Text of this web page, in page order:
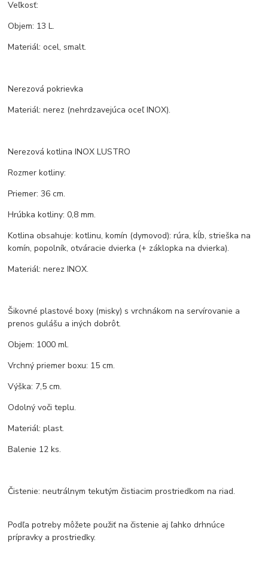
Veľkosť:
Objem: 13 L.
Materiál: ocel, smalt.
Nerezová pokrievka
Materiál: nerez (nehrdzavejúca oceľ INOX).
Nerezová kotlina INOX LUSTRO
Rozmer kotliny:
Priemer: 36 cm.
Hrúbka kotliny: 0,8 mm.
Kotlina obsahuje: kotlinu, komín (dymovod): rúra, kĺb, strieška na
komín, popolník, otváracie dvierka (+ záklopka na dvierka).
Materiál: nerez INOX.
Šikovné plastové boxy (misky) s vrchnákom na servírovanie a
prenos gulášu a iných dobrôt.
Objem: 1000 ml.
Vrchný priemer boxu: 15 cm.
Výška: 7,5 cm.
Odolný voči teplu.
Materiál: plast.
Balenie 12 ks.
Čistenie: neutrálnym tekutým čistiacim prostriedkom na riad.
Podľa potreby môžete použiť na čistenie aj ľahko drhnúce
prípravky a prostriedky.